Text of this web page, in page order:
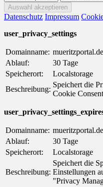
Datenschutz Impressum
user_privacy_settings
Domainname: mueritzportal.de
Ablauf:
30 Tage
Speicherort:
Localstorage
Beschreibung:
Speichert die
Cookie
Domainname: mueritzportal.de
Ablauf:
30 Tage
Speicherort:
Localstorage
Beschreibung:
Speichert die
Einstellungen
"Privacy